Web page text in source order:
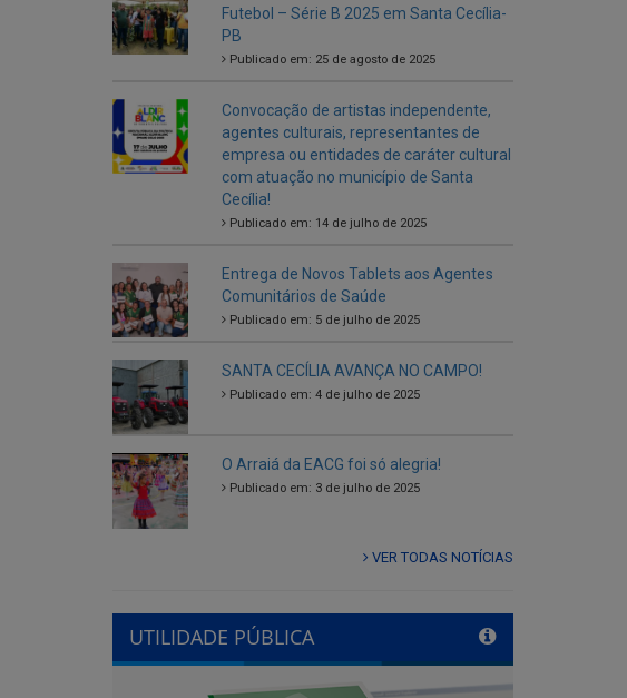
Convocação de artistas independente,
agentes culturais, representantes de
empresa ou entidades de caráter cultural
Cecília!
Publicado em: 14 de julho de 2025
Entrega de Novos Tablets aos Agentes
Comunitários de Saúde
Publicado em: 5 de julho de 2025
SANTA CECÍLIA AVANÇA NO CAMPO!
O Arraiá da EACG foi só alegria!
Publicado em: 3 de julho de 2025
VER TODAS NOTÍCIAS
Previous Next